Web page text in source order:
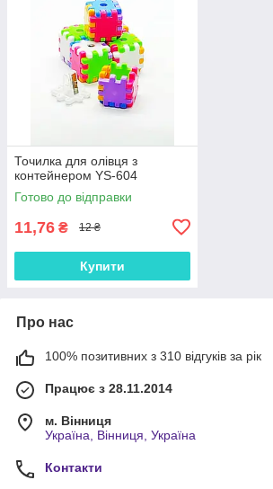
Точилка для олівця з
контейнером YS-604
Готово до відправки
11,76 ₴ 12 ₴
Купити
Про нас
100% позитивних з 310 відгуків за рік
Працює з 28.11.2014
м. Вінниця
Україна, Вінниця, Україна
Контакти